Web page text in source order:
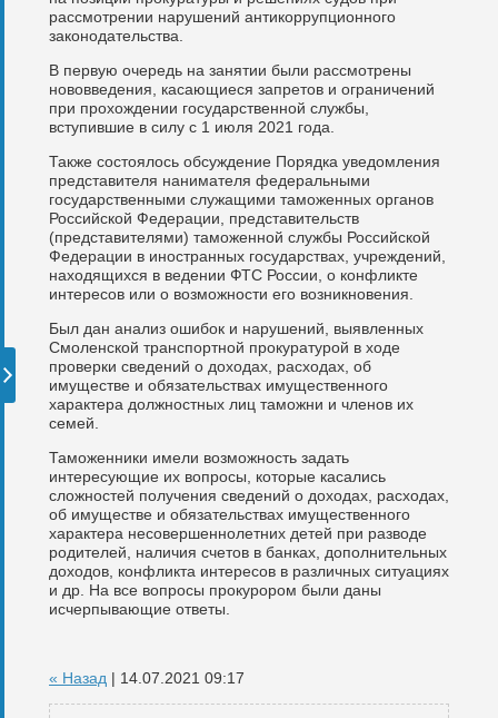
рассмотрении нарушений антикоррупционного
законодательства.
В первую очередь на занятии были рассмотрены
нововведения, касающиеся запретов и ограничений
при прохождении государственной службы,
вступившие в силу с 1 июля 2021 года.
Также состоялось обсуждение Порядка уведомления
представителя нанимателя федеральными
государственными служащими таможенных органов
Российской Федерации, представительств
(представителями) таможенной службы Российской
Федерации в иностранных государствах, учреждений,
находящихся в ведении ФТС России, о конфликте
интересов или о возможности его возникновения.
Был дан анализ ошибок и нарушений, выявленных
Смоленской транспортной прокуратурой в ходе
проверки сведений о доходах, расходах, об
имуществе и обязательствах имущественного
характера должностных лиц таможни и членов их
семей.
Таможенники имели возможность задать
интересующие их вопросы, которые касались
сложностей получения сведений о доходах, расходах,
об имуществе и обязательствах имущественного
характера несовершеннолетних детей при разводе
родителей, наличия счетов в банках, дополнительных
доходов, конфликта интересов в различных ситуациях
и др. На все вопросы прокурором были даны
исчерпывающие ответы.
« Назад | 14.07.2021 09:17